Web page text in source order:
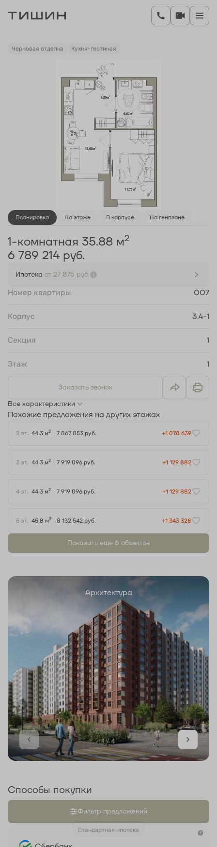
1-комнатная 35.88 м 6 789 214 руб.
Ипотекаот 27 875 руб.
Черновая отделка Кухня-гостиная
Планировка На этаже В корпусе На генплане
1-комнатная 35.88 м2
6 789 214 руб.
Ипотека от 27 875 руб.
Номер квартиры 007
Корпус 3.4-1
Секция 1
Этаж 1
Заказать звонок
Все характеристики
Похожие предложения на других этажах
2 эт. 44.3 м2 7 867 853 руб. +1 078 639
3 эт. 44.3 м2 7 919 096 руб. +1 129 882
4 эт. 44.3 м2 7 919 096 руб. +1 129 882
5 эт. 45.8 м2 8 132 542 руб. +1 343 328
Показать еще 6 объектов
Архитектура
1 / 4
Способы покупки
Фильтр предложений
Стандартная ипотека